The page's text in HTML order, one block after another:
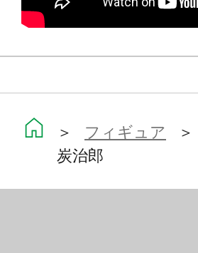
＞ フィギュア ＞
炭治郎